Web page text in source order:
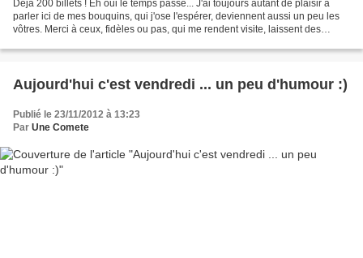
Déjà 200 billets ! Eh oui le temps passe... J'ai toujours autant de plaisir à
parler ici de mes bouquins, qui j'ose l'espérer, deviennent aussi un peu les
vôtres. Merci à ceux, fidèles ou pas, qui me rendent visite, laissent des
Aujourd'hui c'est vendredi ... un peu d'humour :)
Publié le 23/11/2012 à 13:23
Par Une Comete